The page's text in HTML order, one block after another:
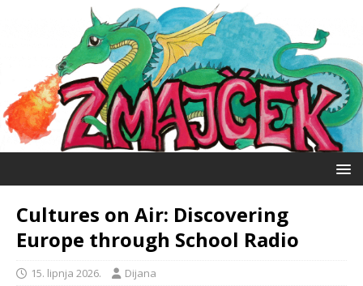
Cultures on Air: Discovering
Europe through School Radio
15. lipnja 2026. Dijana